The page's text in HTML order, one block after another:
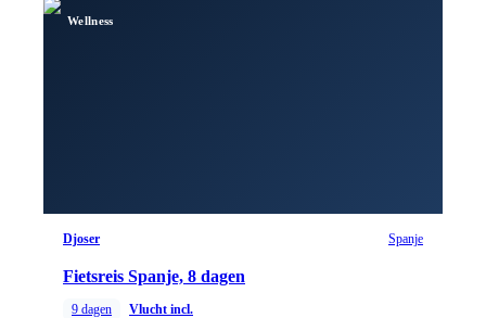
Wellness
Djoser Spanje
Fietsreis Spanje, 8 dagen
9 dagen Vlucht incl.